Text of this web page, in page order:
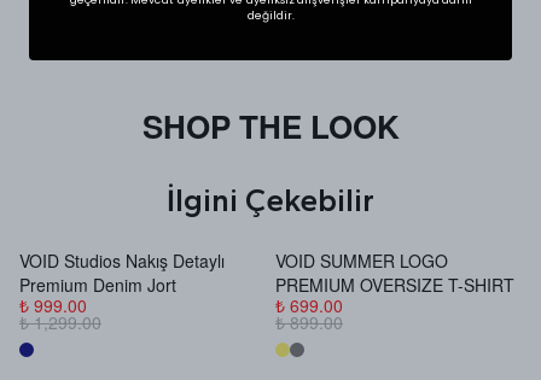
SHOP THE LOOK
İlgini Çekebilir
VOID Studios Nakış Detaylı
Premium Denim Jort
₺ 999.00
₺ 1,299.00
VOID SUMMER LOGO
PREMIUM OVERSIZE T-SHIRT
₺ 699.00
₺ 899.00
değildir.